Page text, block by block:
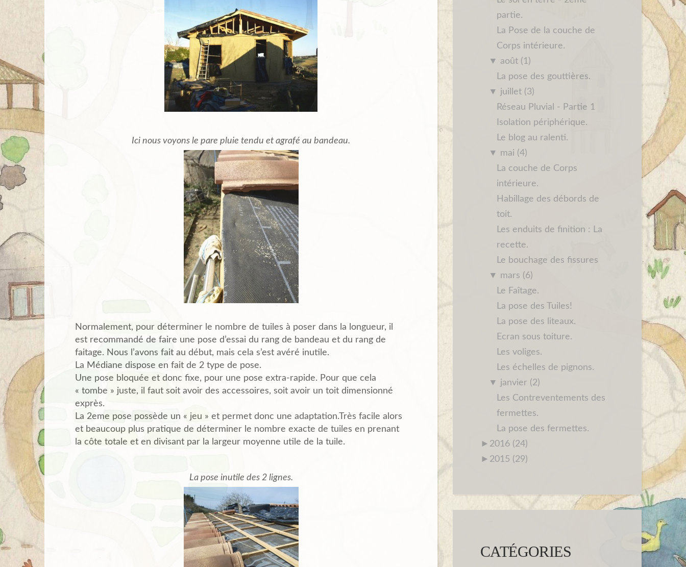
Ici nous voyons le pare pluie tendu et agrafé au bandeau.
Normalement, pour déterminer le nombre de tuiles à poser dans la longueur, il
est recommandé de faire une pose d’essai du rang de bandeau et du rang de
faitage. Nous l’avons fait au début, mais cela s’est avéré inutile.
La Médiane dispose en fait de 2 type de pose.
Une pose bloquée et donc fixe, pour une pose extra-rapide. Pour que cela
« tombe » juste, il faut soit avoir des accessoires, soit avoir un toit dimensionné
exprès.
La 2eme pose possède un « jeu » et permet donc une adaptation.Très facile alors
et beaucoup plus pratique de déterminer le nombre exacte de tuiles en prenant
la côte totale et en divisant par la largeur moyenne utile de la tuile.
La pose inutile des 2 lignes.
partie.
La Pose de la couche de
Corps intérieure.
▼ août (1)
La pose des gouttières.
▼ juillet (3)
Réseau Pluvial - Partie 1
Isolation périphérique.
Le blog au ralenti.
▼ mai (4)
La couche de Corps
intérieure.
Habillage des débords de
toit.
Les enduits de finition : La
recette.
Le bouchage des fissures
▼ mars (6)
Le Faîtage.
La pose des Tuiles!
La pose des liteaux.
Ecran sous toiture.
Les voliges.
Les échelles de pignons.
▼ janvier (2)
Les Contreventements des
fermettes.
La pose des fermettes.
► 2016 (24)
► 2015 (29)
CATÉGORIES